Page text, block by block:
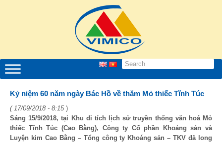
Kỷ niệm 60 năm ngày Bác Hồ về thăm Mỏ thiếc Tĩnh Túc
( 17/09/2018 - 8:15)
Sáng 15/9/2018, tại Khu di tích lịch sử truyền thống văn hoá Mỏ
thiếc Tĩnh Túc (Cao Bằng), Công ty Cổ phần Khoáng sản và
Luyện kim Cao Bằng – Tổng công ty Khoáng sản – TKV đã long